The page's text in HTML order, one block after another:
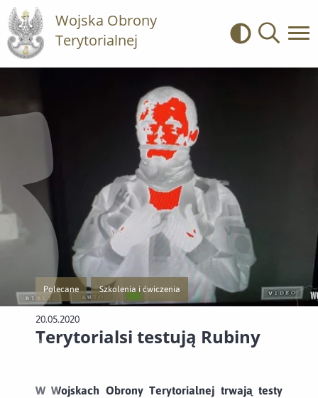
Wojska Obrony
Terytorialnej
Kontrast
Polecane
Przejście do nowej strony z listą publikacji o kategorii Polecane
Szkolenia i ćwiczenia
Przejście do nowej strony z listą publikacji o kategorii
20.05.2020
Terytorialsi testują Rubiny
W Wojskach Obrony Terytorialnej trwają testy